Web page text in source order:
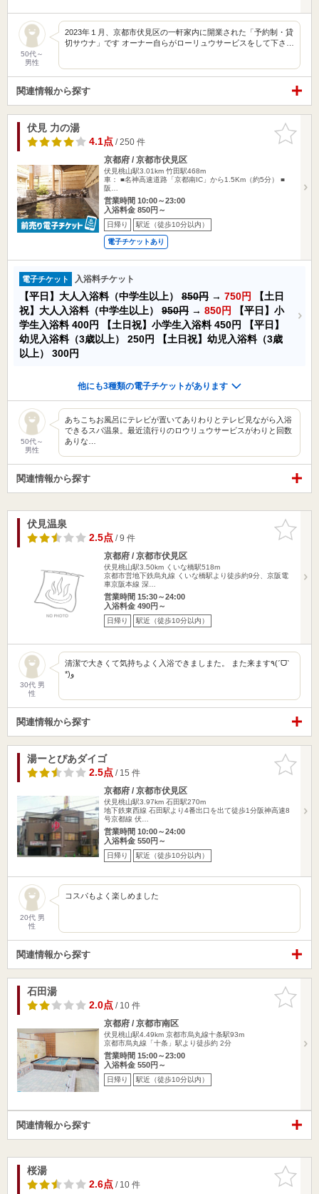
50代～
男性
2023年１月、京都市伏見区の一軒家内に開業された「予約制・貸
切サウナ」です オーナー自らがローリュウサービスをして下さ…
関連情報から探す
お気に入
りに追加
伏見 力の湯
4.1点/ 250 件
京都府 / 京都市伏見区
伏見桃山駅3.01km 竹田駅468m
車： ■名神高速道路「京都南IC」から1.5Km（約5分） ■
阪…
営業時間 10:00～23:00
入浴料金 850円～
日帰り 駅近（徒歩10分以内）
電子チケットあり
電子チケット 入浴料チケット
【平日】大人入浴料（中学生以上） 850円 → 750円
【土日
祝】大人入浴料（中学生以上） 950円 → 850円
【平日】小
学生入浴料400円 【土日祝】小学生入浴料450円
【平日】
幼児入浴料（3歳以上） 250円
【土日祝】幼児入浴料（3歳
以上） 300円
他にも3種類の電子チケットがあります
50代～
男性
あちこちお風呂にテレビが置いてありわりとテレビ見ながら入浴
できるスパ温泉。最近流行りのロウリュウサービスがわりと回数
ありな…
関連情報から探す
お気に入
りに追加
伏見温泉
2.5点/ 9 件
京都府 / 京都市伏見区
伏見桃山駅3.50km くいな橋駅518m
京都市営地下鉄烏丸線 くいな橋駅より徒歩約9分、京阪電
車京阪本線 深…
営業時間 15:30～24:00
入浴料金 490円～
日帰り 駅近（徒歩10分以内）
30代 男
性
清潔で大きくて気持ちよく入浴できましまた。 また来ます٩(ˊᗜˋ
*)و
関連情報から探す
お気に入
りに追加
湯ーとぴあダイゴ
2.5点/ 15 件
京都府 / 京都市伏見区
伏見桃山駅3.97km 石田駅270m
地下鉄東西線 石田駅より4番出口を出て徒歩1分阪神高速8
号京都線 伏…
営業時間 10:00～24:00
入浴料金 550円～
日帰り 駅近（徒歩10分以内）
20代 男
性
コスパもよく楽しめました
関連情報から探す
お気に入
りに追加
石田湯
2.0点/ 10 件
京都府 / 京都市南区
伏見桃山駅4.49km 京都市烏丸線十条駅93m
京都市烏丸線「十条」駅より徒歩約 2分
営業時間 15:00～23:00
入浴料金 550円～
日帰り 駅近（徒歩10分以内）
関連情報から探す
お気に入
りに追加
桜湯
2.6点/ 10 件